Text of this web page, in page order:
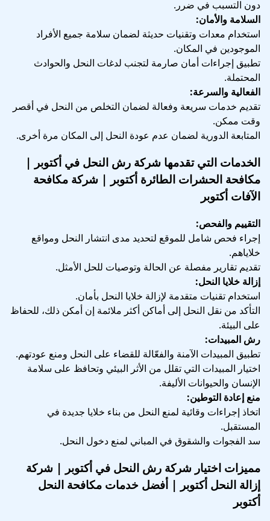
دون التسبب في ضرر.
السلامة والأمان:
استخدام معدات وتقنيات حديثة لضمان سلامة جميع الأفراد
الموجودين في المكان.
تطبيق إجراءات أمان صارمة لتجنب لدغات النحل والحوادث
المحتملة.
الفعالية والسرعة:
تقديم خدمات سريعة وفعالة لضمان التخلص من النحل في أقصر
وقت ممكن.
المتابعة الدورية لضمان عدم عودة النحل إلى المكان مرة أخرى.
الخدمات التي تقدمها شركة رش النحل في أكتوبر |
مكافحة الحشرات الطائرة أكتوبر | شركة مكافحة
الآفات أكتوبر
التقييم والفحص:
إجراء فحص شامل للموقع لتحديد مدى انتشار النحل ومواقع
خلاياهم.
تقديم تقارير مفصلة عن الحالة وتوصيات للحل الأمثل.
إزالة خلايا النحل:
استخدام تقنيات متقدمة لإزالة خلايا النحل بأمان.
التأكد من نقل النحل إلى أماكن أكثر ملائمة إن أمكن ذلك، للحفاظ
على البيئة.
رش المبيدات:
تطبيق المبيدات الآمنة والفعّالة للقضاء على النحل ومنع عودتهم.
اختيار المبيدات التي تقلل من الأثر البيئي وتحافظ على سلامة
الإنسان والحيوانات الأليفة.
منع إعادة التوطين:
اتخاذ إجراءات وقائية لمنع النحل من بناء خلايا جديدة في
المستقبل.
سد الفجوات والشقوق في المباني لمنع دخول النحل.
مميزات اختيار شركة رش النحل في أكتوبر | شركة
إزالة النحل أكتوبر | أفضل خدمات مكافحة النحل
أكتوبر